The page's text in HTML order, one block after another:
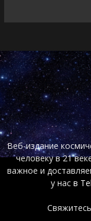
Веб-издание
человеку в 21
важное и
у нас в